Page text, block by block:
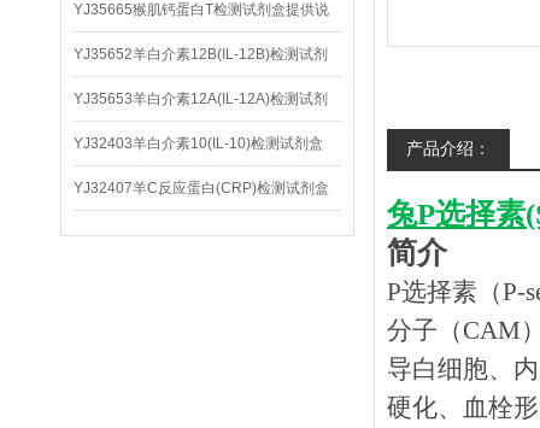
YJ35665猴肌钙蛋白T检测试剂盒提供说
明书
YJ35652羊白介素12B(IL-12B)检测试剂
盒
YJ35653羊白介素12A(IL-12A)检测试剂
盒
YJ32403羊白介素10(IL-10)检测试剂盒
YJ32407羊C反应蛋白(CRP)检测试剂盒
产品介绍：
兔P选择素
简介
P选择素（P-
分子（CAM
导白细胞、
硬化、血栓